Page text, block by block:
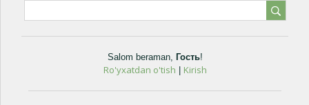
Salom beraman, Гость!
Ro'yxatdan o'tish Kirish